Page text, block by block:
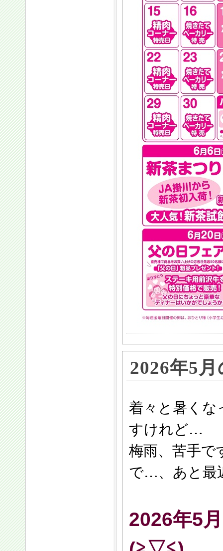
2026年5
着々と暑くな
すけれど…
梅雨、苦手
で…、あと最
2026年5